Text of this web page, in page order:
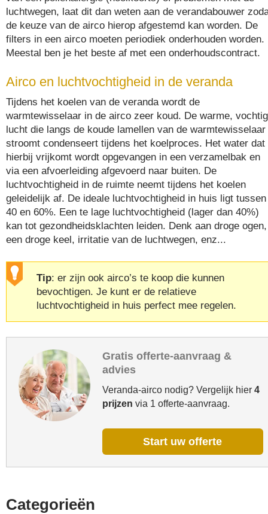
luchtwegen, laat dit dan weten aan de verandabouwer
de keuze van de airco hierop afgestemd kan worden. De
filters in een airco moeten periodiek onderhouden worden.
Meestal ben je het beste af met een onderhoudscontract.
Airco en luchtvochtigheid in de veranda
Tijdens het koelen van de veranda wordt de
warmtewisselaar in de airco zeer koud. De warme,
lucht die langs de koude lamellen van de warmtewisselaar
stroomt condenseert tijdens het koelproces. Het water dat
hierbij vrijkomt wordt opgevangen in een verzamelbak en
via een afvoerleiding afgevoerd naar buiten. De
luchtvochtigheid in de ruimte neemt tijdens het koelen
geleidelijk af. De ideale luchtvochtigheid in huis ligt tussen
40 en 60%. Een te lage luchtvochtigheid (lager dan 40%)
kan tot gezondheidsklachten leiden. Denk aan droge ogen,
een droge keel, irritatie van de luchtwegen, enz...
Tip: er zijn ook airco’s te koop die kunnen
bevochtigen. Je kunt er de relatieve
luchtvochtigheid in huis perfect mee regelen.
Gratis offerte-aanvraag &
advies
Veranda-airco nodig? Vergelijk hier 4
prijzen via 1 offerte-aanvraag.
Start uw offerte
Categorieën